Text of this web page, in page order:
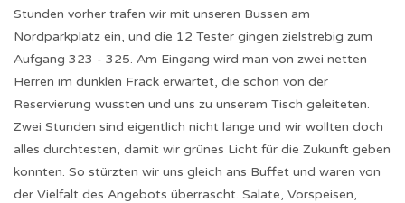
Stunden vorher trafen wir mit unseren Bussen am
Nordparkplatz ein, und die 12 Tester gingen zielstrebig zum
Aufgang 323 - 325. Am Eingang wird man von zwei netten
Herren im dunklen Frack erwartet, die schon von der
Reservierung wussten und uns zu unserem Tisch geleiteten.
Zwei Stunden sind eigentlich nicht lange und wir wollten doch
alles durchtesten, damit wir grünes Licht für die Zukunft geben
konnten. So stürzten wir uns gleich ans Buffet und waren von
der Vielfalt des Angebots überrascht. Salate, Vorspeisen,